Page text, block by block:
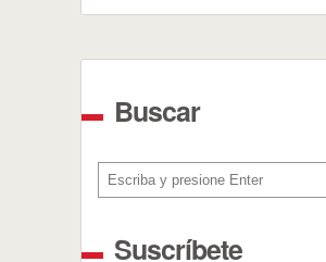
Buscar
Buscar
Suscríbete